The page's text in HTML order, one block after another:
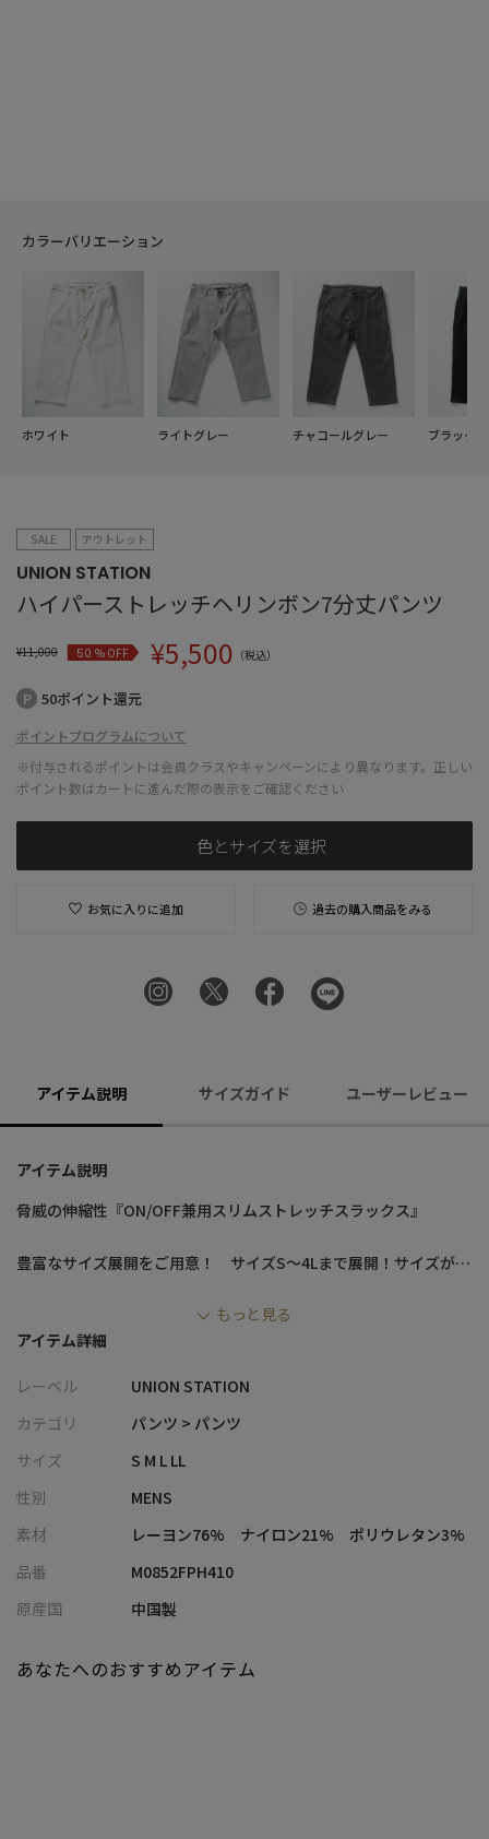
カラーバリエーション
ホワイト ライトグレー チャコールグレー ブラック
SALE アウトレット
UNION STATION
ハイパーストレッチヘリンボン7分丈パンツ
¥11,000 50% OFF ¥5,500 （税込）
50ポイント還元
ポイントプログラムについて
※付与されるポイントは会員クラスやキャンペーンにより異なります。正しい
ポイント数はカートに進んだ際の表示をご確認ください
色とサイズを選択
お気に入りに追加 過去の購入商品をみる
アイテム説明 サイズガイド ユーザーレビュー
アイテム説明
脅威の伸縮性『ON/OFF兼用スリムストレッチスラックス』
豊富なサイズ展開をご用意！ サイズS～4Lまで展開！サイズがな
「楽チンなのに品がある」無地と差がつく織り柄が日々のスタイ
リングを格上げします♪
【デザイン】
独自開発の『ハイパーストレッチヘリンボーンツイル』素材を使
用したスリムスラックス。
現。
細身ながら縦・横・斜めへの「伸縮性」がストレスフリーな穿き
良くカジュアルな仕上がりに。
もっと見る
アイテム詳細
レーベル
UNION STATION
カテゴリ
パンツ > パンツ
サイズ
S M L LL
性別
MENS
素材
レーヨン76% ナイロン21% ポリウレタン3%
品番
M0852FPH410
原産国
中国製
あなたへのおすすめアイテム